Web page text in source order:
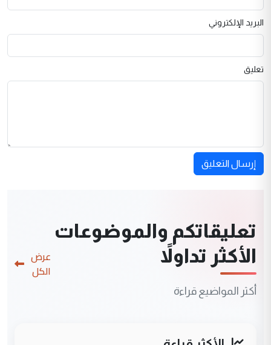
البريد الإلكتروني
تعليق
إرسال التعليق
تعليقاتكم والموضوعات
الأكثر تداولاً
أكثر المواضيع قراءة
عرض
الكل